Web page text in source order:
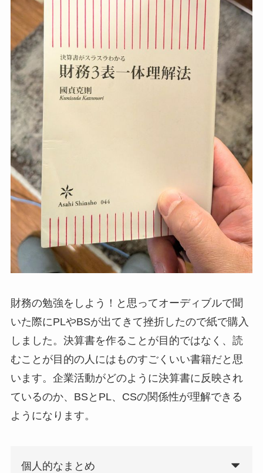
財務の勉強をしよう！と思ってオーディブルで聞
いた際にPLやBSが出てきて挫折したので紙で購入
しました。決算書を作ることが目的ではなく、読
むことが目的の人にはものすごくいい書籍だと思
います。企業活動がどのように決算書に反映され
ているのか、BSとPL、CSの関係性が理解できる
ようになります。
個人的なまとめ